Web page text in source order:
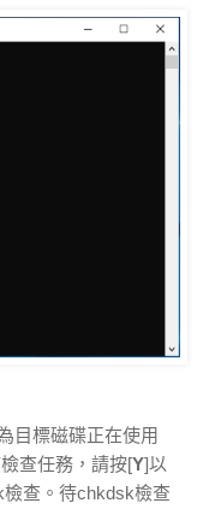
目標磁碟正在使用
查任務，請按[Y]以
查。待chkdsk檢查